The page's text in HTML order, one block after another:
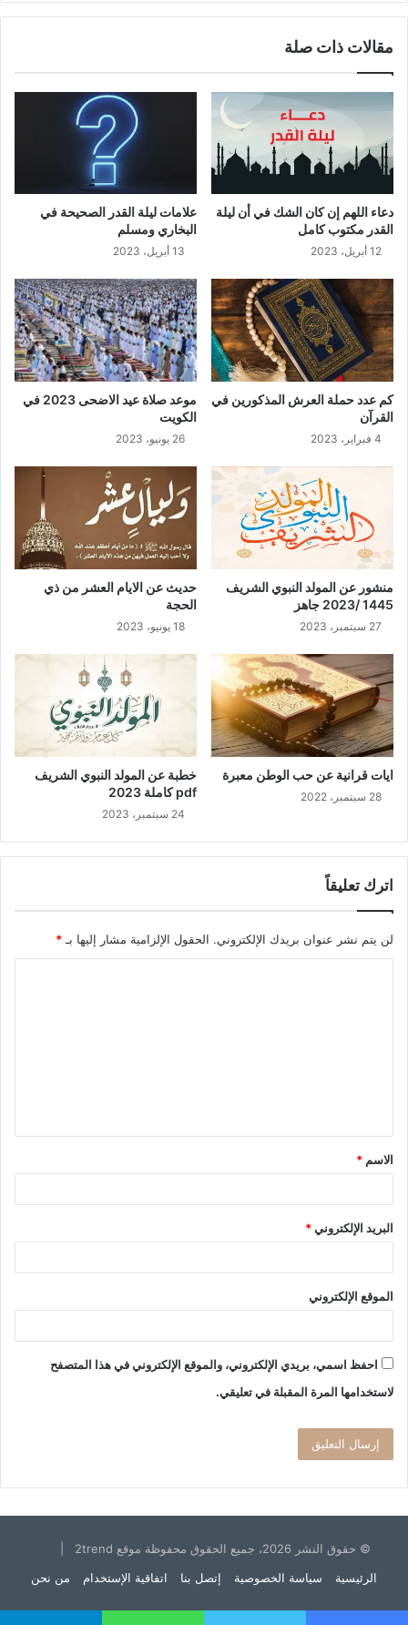
مقالات ذات صلة
دعاء اللهم إن كان الشك في أن ليلة
القدر مكتوب كامل
12 أبريل، 2023
علامات ليلة القدر الصحيحة في
البخاري ومسلم
13 أبريل، 2023
كم عدد حملة العرش المذكورين في
القرآن
4 فبراير، 2023
موعد صلاة عيد الاضحى 2023 في
الكويت
26 يونيو، 2023
منشور عن المولد النبوي الشريف
1445 /2023 جاهز
27 سبتمبر، 2023
حديث عن الايام العشر من ذي
الحجة
18 يونيو، 2023
ايات قرانية عن حب الوطن معبرة
28 سبتمبر، 2022
خطبة عن المولد النبوي الشريف
pdf كاملة 2023
24 سبتمبر، 2023
اترك تعليقاً
لن يتم نشر عنوان بريدك الإلكتروني. الحقول الإلزامية مشار إليها بـ *
ق
*
الاسم *
البريد الإلكتروني*
الموقع الإلكتروني
احفظ اسمي، بريدي الإلكتروني، والموقع الإلكتروني في هذا المتصفح
لاستخدامها المرة المقبلة في تعليقي.
© حقوق النشر 2026، جميع الحقوق محفوظة موقع 2trend |
الرئيسية
سياسة الخصوصية إتصل بنا اتفاقية الإستخدام من نحن